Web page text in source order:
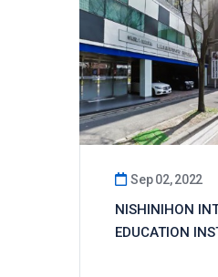
Sep 02, 2022
NISHINIHON
EDUCATION